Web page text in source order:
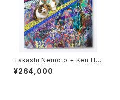
Takashi Nemoto + Ken Ha
maguchi／会長（招き猫もいる
よ）
¥264,000